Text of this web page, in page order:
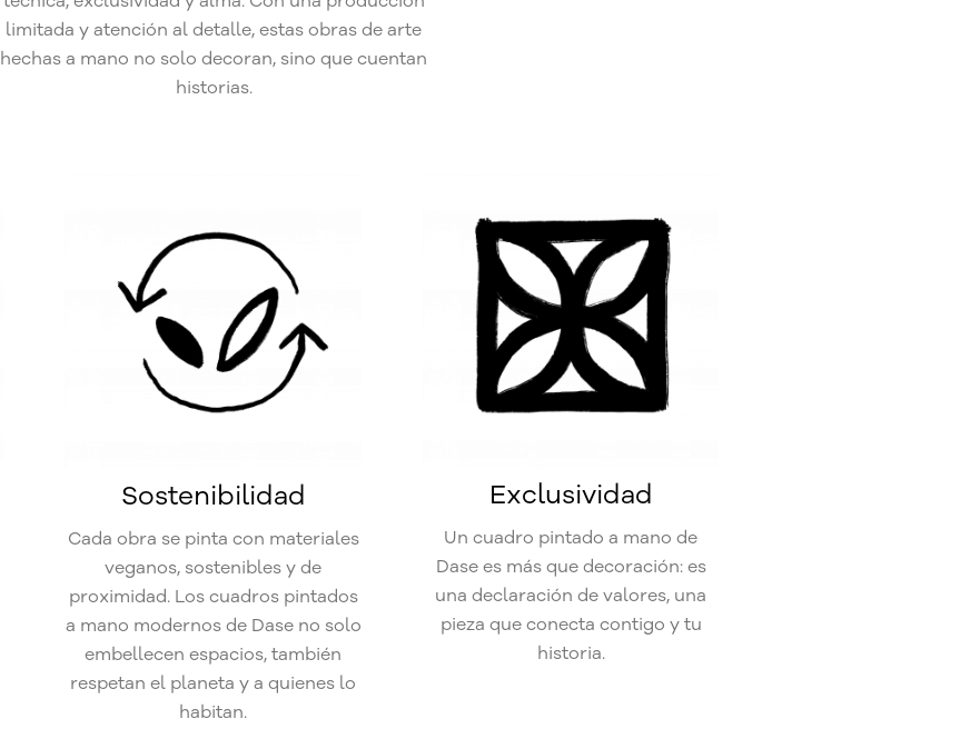
limitada y atención al detalle, estas obras de arte
hechas a mano no solo decoran, sino que cuentan
historias.
Sostenibilidad
Cada obra se pinta con materiales
veganos, sostenibles y de
proximidad. Los cuadros pintados
a mano modernos de Dase no solo
embellecen espacios, también
respetan el planeta y a quienes lo
habitan.
Exclusividad
Un cuadro pintado a mano de
Dase es más que decoración: es
una declaración de valores, una
pieza que conecta contigo y tu
historia.